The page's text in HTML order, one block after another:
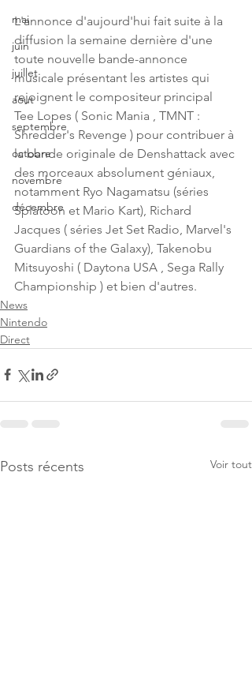
mai
juin
juillet
aout
septembre
octobre
novembre
décembre
L'annonce d'aujourd'hui fait suite à la
diffusion la semaine dernière d'une
toute nouvelle bande-annonce
musicale présentant les artistes qui
rejoignent le compositeur principal
Tee Lopes ( Sonic Mania , TMNT :
Shredder's Revenge ) pour contribuer à
la bande originale de Denshattack avec
des morceaux absolument géniaux,
notamment Ryo Nagamatsu (séries
Splatoon et Mario Kart), Richard
Jacques ( séries Jet Set Radio, Marvel's
Guardians of the Galaxy), Takenobu
Mitsuyoshi ( Daytona USA , Sega Rally
Championship ) et bien d'autres.
News
Nintendo
Direct
Posts récents Voir tout